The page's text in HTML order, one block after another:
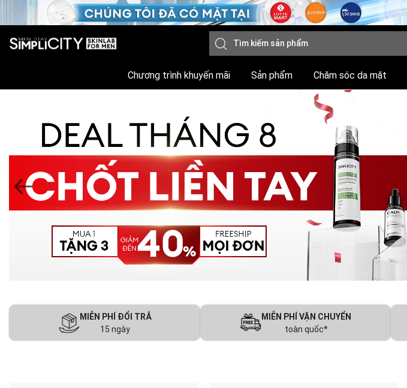
Chương trình khuyến mãi Sản phẩm Chăm sóc da mặt
MIỄN PHÍ ĐỔI TRẢ
15 ngày
MIỄN PHÍ VẬN CHUYỂN
toàn quốc*